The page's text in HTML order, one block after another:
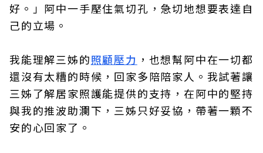
好。」阿中一手壓住氣切孔，急切地想要表達自
己的立場。
我能理解三姊的照顧壓力 ，也想幫阿中在一切都
還沒有太糟的時候，回家多陪陪家人。我試著讓
三姊了解居家照護能提供的支持，在阿中的堅持
與我的推波助瀾下，三姊只好妥協，帶著一顆不
安的心回家了。